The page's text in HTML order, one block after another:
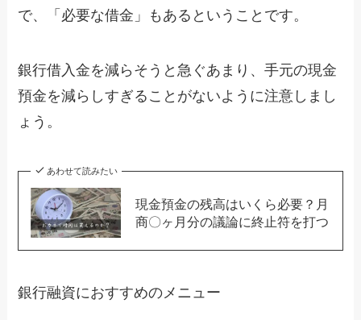
で、「必要な借金」もあるということです。
銀行借入金を減らそうと急ぐあまり、手元の現金
預金を減らしすぎることがないように注意しまし
ょう。
あわせて読みたい
現金預金の残高はいくら必要？月
商〇ヶ月分の議論に終止符を打つ
銀行融資におすすめのメニュー